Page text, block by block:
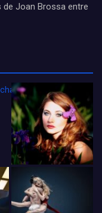
de Joan Brossa entre